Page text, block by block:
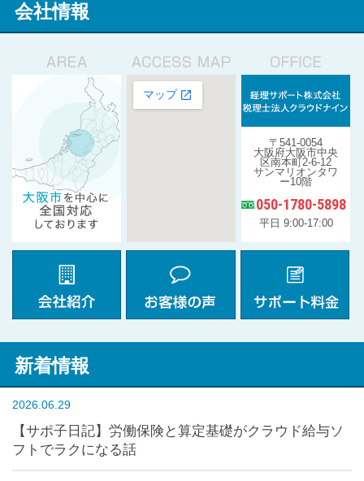
会社情報
〒541-0054
大阪府大阪市中央
区南本町2-6-12
サンマリオンタワ
ー10階
050-1780-5898
平日 9:00-17:00
新着情報
2026.06.29
【サポ子日記】労働保険と算定基礎がクラウド給与ソ
フトでラクになる話